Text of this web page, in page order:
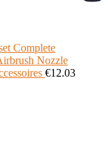
Complete
Nozzle
€12.03